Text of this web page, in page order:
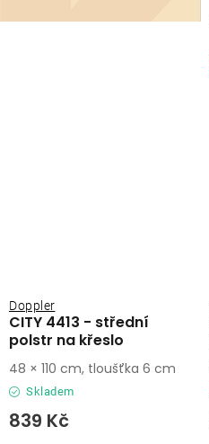
CITY 4413 - střední
polstr na křeslo
Doppler
Skladem
839 Kč
48 × 110 cm, tloušťka 6 cm